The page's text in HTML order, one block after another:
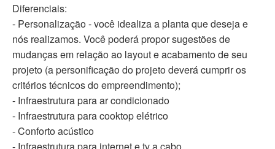
Diferenciais:
- Personalização - você idealiza a planta que deseja e
nós realizamos. Você poderá propor sugestões de
mudanças em relação ao layout e acabamento de seu
projeto (a personificação do projeto deverá cumprir os
critérios técnicos do empreendimento);
- Infraestrutura para ar condicionado
- Infraestrutura para cooktop elétrico
- Conforto acústico
- Infraestrutura para internet e tv a cabo